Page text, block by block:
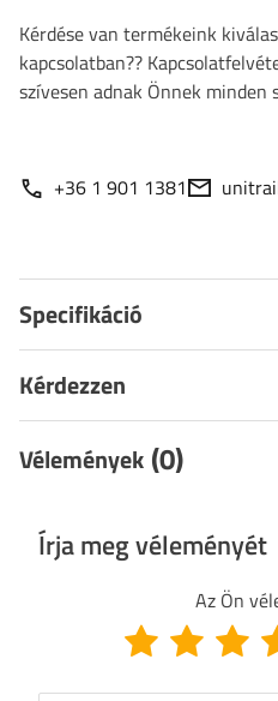
Kérdése van termékeink
kapcsolatban??
szívesen adnak Önnek minden
+36 1 901 1381
Specifikáció
Kérdezzen
Vélemények (0)
Írja meg véleményét
Az Ön